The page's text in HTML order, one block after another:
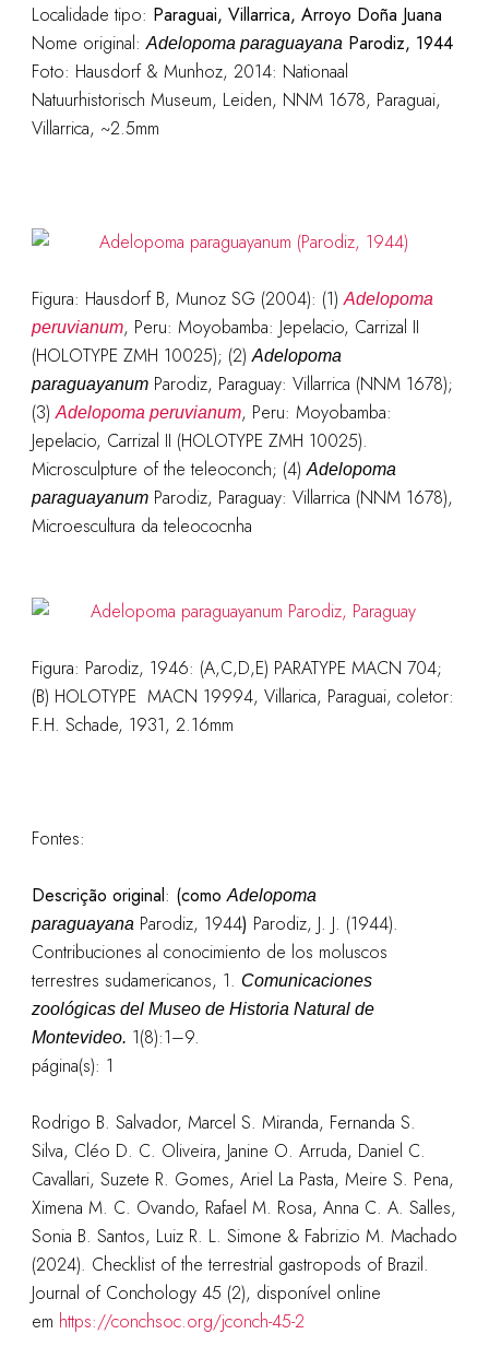
Localidade tipo: Paraguai, Villarrica, Arroyo Doña Juana
Nome original:Adelopoma paraguayanaParodiz, 1944
Foto: Hausdorf & Munhoz, 2014: Nationaal
Natuurhistorisch Museum, Leiden, NNM 1678, Paraguai,
Villarrica, ~2.5mm
Figura: Hausdorf B, Munoz SG (2004): (1)Adelopoma
peruvianum, Peru: Moyobamba: Jepelacio, Carrizal II
(HOLOTYPE ZMH 10025); (2)Adelopoma
paraguayanumParodiz, Paraguay: Villarrica (NNM 1678);
(3)Adelopoma peruvianum, Peru: Moyobamba:
Jepelacio, Carrizal II (HOLOTYPE ZMH 10025).
Microsculpture of the teleoconch; (4)Adelopoma
paraguayanumParodiz, Paraguay: Villarrica (NNM 1678),
Microescultura da teleococnha
Figura: Parodiz, 1946: (A,C,D,E) PARATYPE MACN 704;
(B) HOLOTYPE MACN 19994, Villarica, Paraguai, coletor:
F.H. Schade, 1931, 2.16mm
Fontes:
Descrição original: (comoAdelopoma
paraguayanaParodiz, 1944) Parodiz, J. J. (1944).
Contribuciones al conocimiento de los moluscos
terrestres sudamericanos, 1. Comunicaciones
zoológicas del Museo de Historia Natural de
Montevideo. 1(8):1–9.
página(s): 1
Rodrigo B. Salvador, Marcel S. Miranda, Fernanda S.
Silva, Cléo D. C. Oliveira, Janine O. Arruda, Daniel C.
Cavallari, Suzete R. Gomes, Ariel La Pasta, Meire S. Pena,
Ximena M. C. Ovando, Rafael M. Rosa, Anna C. A. Salles,
Sonia B. Santos, Luiz R. L. Simone & Fabrizio M. Machado
(2024). Checklist of the terrestrial gastropods of Brazil.
Journal of Conchology 45 (2), disponível online
em https://conchsoc.org/jconch-45-2